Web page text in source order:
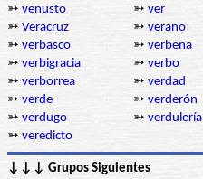
➳ venusto ➳ ver
➳ Veracruz ➳ verano
➳ verbasco ➳ verbena
➳ verbigracia ➳ verbo
➳ verborrea ➳ verdad
➳ verde ➳ verderón
➳ verdugo ➳ verdulería
➳ veredicto
↓↓↓ Grupos Siguientes